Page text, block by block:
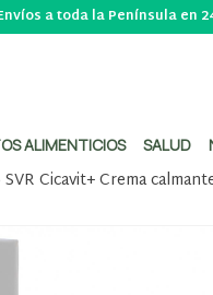
a toda la Península en
ALIMENTICIOS SALUD
SVR Cicavit+ Crema